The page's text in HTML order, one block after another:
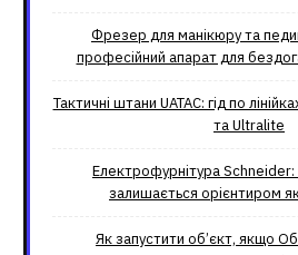
Фрезер для манікюру та
професійний апарат для
Тактичні штани UATAC: гід по
та Ultralite
Електрофурнітура
залишається орієнтиром
Як запустити об’єкт, якщо